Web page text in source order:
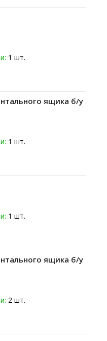
1 шт.
ящика б/у
1 шт.
1 шт.
ящика б/у
2 шт.